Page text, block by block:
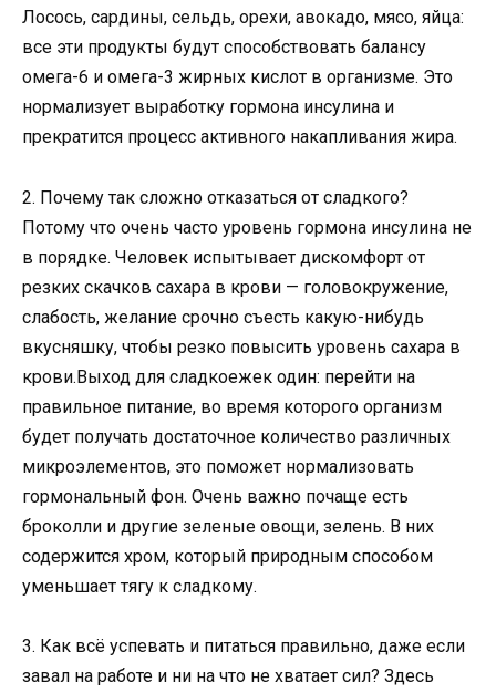
Лосось, сардины, сельдь, орехи, авокадо, мясо, яйца:
все эти продукты будут способствовать балансу
омега-6 и омега-3 жирных кислот в организме. Это
нормализует выработку гормона инсулина и
прекратится процесс активного накапливания жира.
2. Почему так сложно отказаться от сладкого?
Потому что очень часто уровень гормона инсулина не
в порядке. Человек испытывает дискомфорт от
резких скачков сахара в крови — головокружение,
слабость, желание срочно съесть какую-нибудь
вкусняшку, чтобы резко повысить уровень сахара в
крови.Выход для сладкоежек один: перейти на
правильное питание, во время которого организм
будет получать достаточное количество различных
микроэлементов, это поможет нормализовать
гормональный фон. Очень важно почаще есть
броколли и другие зеленые овощи, зелень. В них
содержится хром, который природным способом
уменьшает тягу к сладкому.
3. Как всё успевать и питаться правильно, даже если
завал на работе и ни на что не хватает сил? Здесь